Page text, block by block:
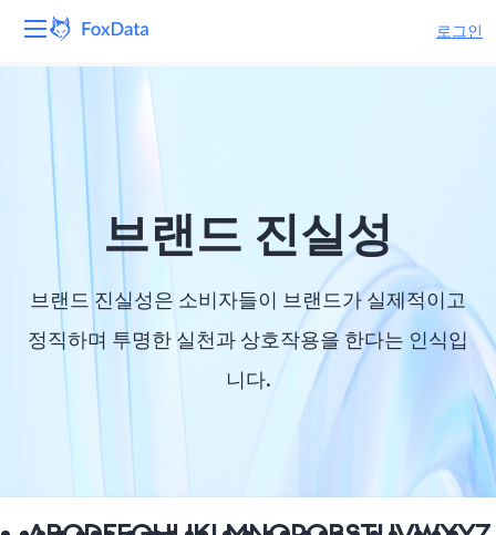
로그인
브랜드 진실성
브랜드 진실성은 소비자들이 브랜드가 실제적이고
정직하며 투명한 실천과 상호작용을 한다는 인식입
니다.